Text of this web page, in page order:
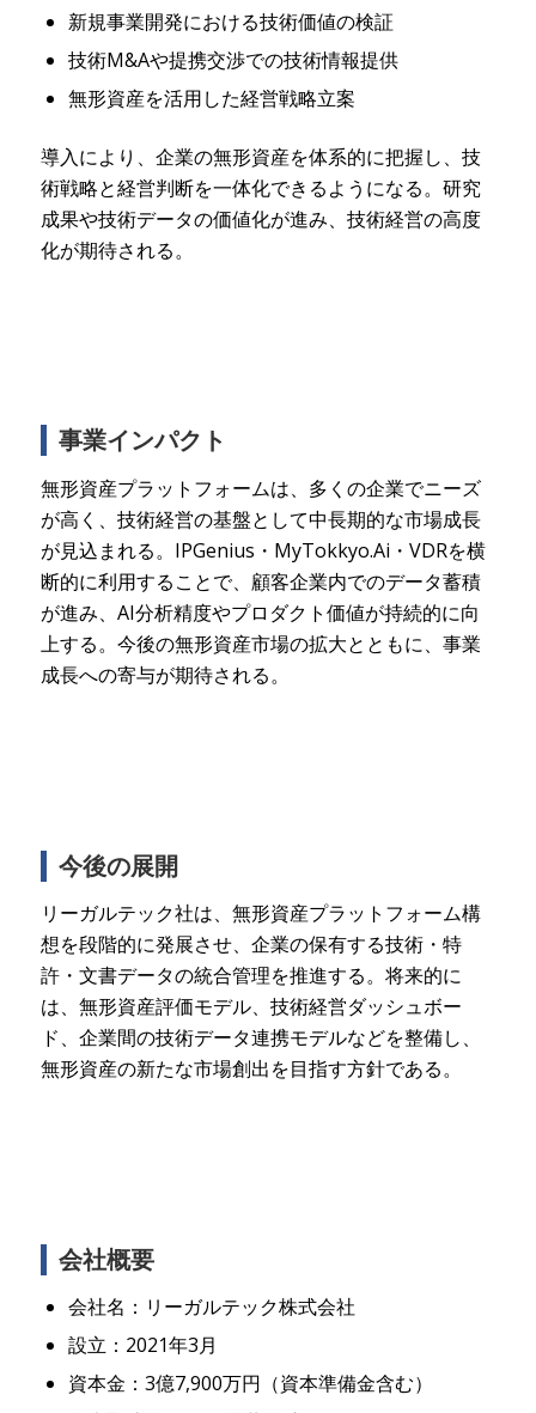
新規事業開発における技術価値の検証
技術M&Aや提携交渉での技術情報提供
無形資産を活用した経営戦略立案
導入により、企業の無形資産を体系的に把握し、技
術戦略と経営判断を一体化できるようになる。研究
成果や技術データの価値化が進み、技術経営の高度
化が期待される。
事業インパクト
無形資産プラットフォームは、多くの企業でニーズ
が高く、技術経営の基盤として中長期的な市場成長
が見込まれる。IPGenius・MyTokkyo.Ai・VDRを横
断的に利用することで、顧客企業内でのデータ蓄積
が進み、AI分析精度やプロダクト価値が持続的に向
上する。今後の無形資産市場の拡大とともに、事業
成長への寄与が期待される。
今後の展開
リーガルテック社は、無形資産プラットフォーム構
想を段階的に発展させ、企業の保有する技術・特
許・文書データの統合管理を推進する。将来的に
は、無形資産評価モデル、技術経営ダッシュボー
ド、企業間の技術データ連携モデルなどを整備し、
無形資産の新たな市場創出を目指す方針である。
会社概要
会社名：リーガルテック株式会社
設立：2021年3月
資本金：3億7,900万円（資本準備金含む）